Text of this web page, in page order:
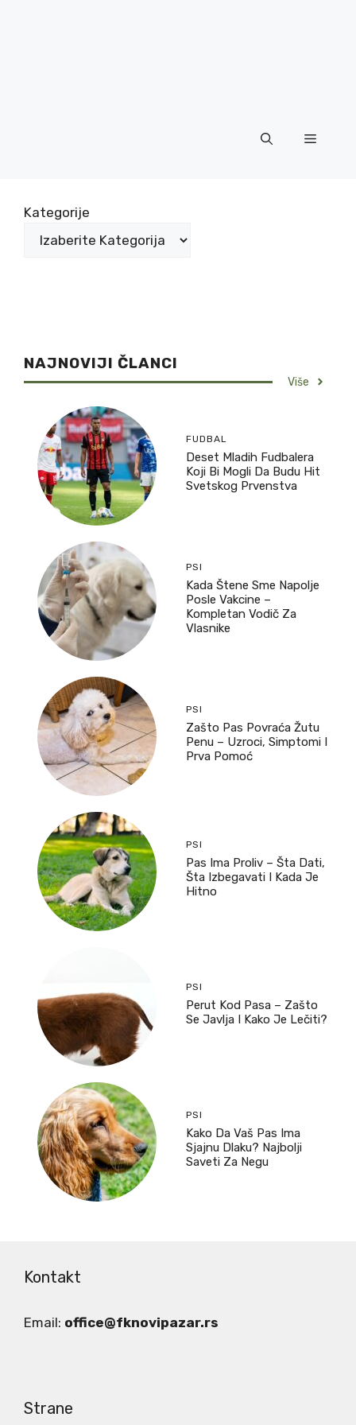
Menu
Kategorije
NAJNOVIJI ČLANCI
Više
FUDBAL
Deset Mladih Fudbalera
Koji Bi Mogli Da Budu Hit
Svetskog Prvenstva
PSI
Kada Štene Sme Napolje
Posle Vakcine –
Kompletan Vodič Za
Vlasnike
PSI
Zašto Pas Povraća Žutu
Penu – Uzroci, Simptomi I
Prva Pomoć
PSI
Pas Ima Proliv – Šta Dati,
Šta Izbegavati I Kada Je
Hitno
PSI
Perut Kod Pasa – Zašto
Se Javlja I Kako Je Lečiti?
PSI
Kako Da Vaš Pas Ima
Sjajnu Dlaku? Najbolji
Saveti Za Negu
Kontakt
Email: office@fknovipazar.rs
Strane